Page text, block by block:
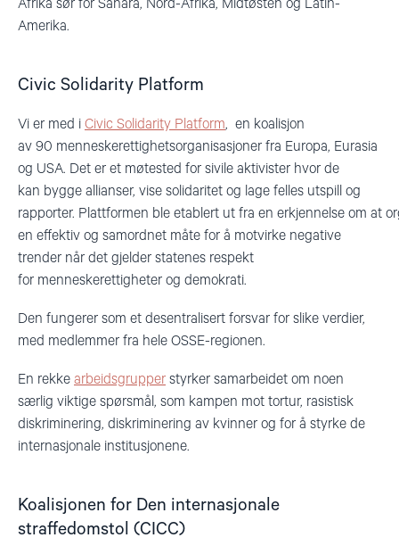
Afrika sør for Sahara, Nord-Afrika, Midtøsten og Latin-
Amerika.
Civic Solidarity Platform
Vi er med i Civic Solidarity Platform, en koalisjon
av 90 menneskerettighetsorganisasjoner fra Europa, Eurasia
og USA. Det er et møtested for sivile aktivister hvor de
kan bygge allianser, vise solidaritet og lage felles utspill og
rapporter. Plattformen ble etablert ut fra en erkjennelse om at
en effektiv og samordnet måte for å motvirke negative
trender når det gjelder statenes respekt
for menneskerettigheter og demokrati.
Den fungerer som et desentralisert forsvar for slike verdier,
med medlemmer fra hele OSSE-regionen.
En rekke arbeidsgrupper styrker samarbeidet om noen
særlig viktige spørsmål, som kampen mot tortur, rasistisk
diskriminering, diskriminering av kvinner og for å styrke de
internasjonale institusjonene.
Koalisjonen for Den internasjonale
straffedomstol (CICC)